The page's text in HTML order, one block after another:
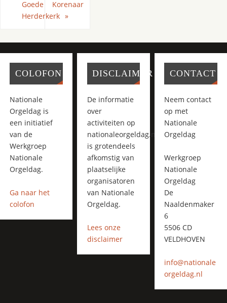
Goede
Herderkerk
Korenaar
»
COLOFON
Nationale
Orgeldag is
een initiatief
van de
Werkgroep
Nationale
Orgeldag.
Ga naar het
colofon
DISCLAIMER
De informatie
over
activiteiten op
nationaleorgeldag.nl
is grotendeels
afkomstig van
plaatselijke
organisatoren
van Nationale
Orgeldag.
Lees onze
disclaimer
CONTACT
Neem contact
op met
Nationale
Orgeldag
Werkgroep
Nationale
Orgeldag
De
Naaldenmaker
6
5506 CD
VELDHOVEN
info@nationale
orgeldag.nl